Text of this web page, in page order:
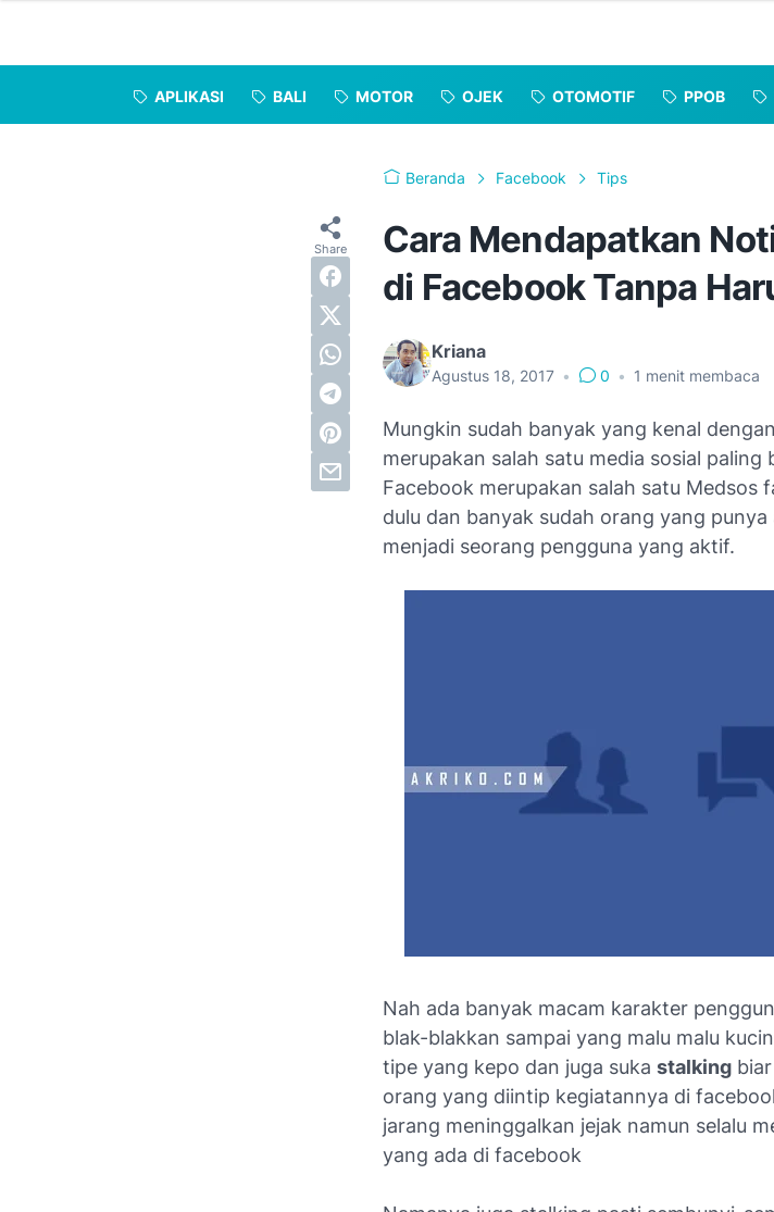
APLIKASI BALI MOTOR OJEK OTOMOTIF PPOB
Beranda Facebook Tips
Cara Mendapatkan
di Facebook Tanpa
Kriana
Agustus 18, 2017 • 0 • 1 menit membaca
Mungkin sudah banyak yang kenal
merupakan salah satu media sosial paling
Facebook merupakan salah satu Medsos
dulu dan banyak sudah orang yang
menjadi seorang pengguna yang aktif.
Nah ada banyak macam karakter
blak-blakkan sampai yang malu malu
tipe yang kepo dan juga suka stalking
orang yang diintip kegiatannya di
jarang meninggalkan jejak namun selalu
yang ada di facebook